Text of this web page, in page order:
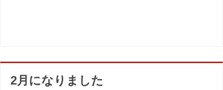
2月になりました